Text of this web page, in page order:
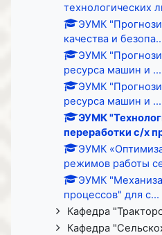
технологических
ЭУМК
качества и
ЭУМК
ресурса машин и ...
ЭУМК
ресурса машин и ...
ЭУМК
переработки с/х
ЭУМК
режимов работы
ЭУМК
процессов" для с...
Кафедра
Кафедра